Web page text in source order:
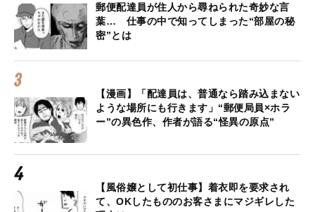
郵便配達員が住人から尋ねられた奇妙な言
葉… 仕事の中で知ってしまった“部屋の秘
密”とは
【漫画】「配達員は、普通なら踏み込まない
ような場所にも行きます」“郵便局員×ホラ
ー”の異色作、作者が語る“怪異の原点”
【風俗嬢として初仕事】着衣即を要求され
て、OKしたもののお客さまにマジギレした